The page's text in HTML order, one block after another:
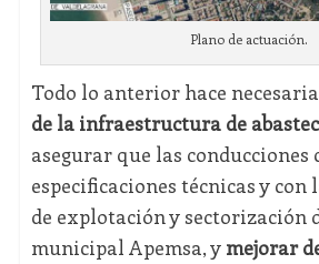
Plano de actuación.
Todo lo anterior hace
de la infraestructura de
asegurar que las conducciones
especificaciones técnicas y con
de explotación y sectorización
municipal Apemsa, y mejorar